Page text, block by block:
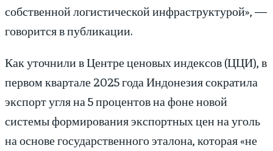
собственной логистической инфраструктурой», —
говорится в публикации.
Как уточнили в Центре ценовых индексов (ЦЦИ), в
первом квартале 2025 года Индонезия сократила
экспорт угля на 5 процентов на фоне новой
системы формирования экспортных цен на уголь
на основе государственного эталона, которая «не